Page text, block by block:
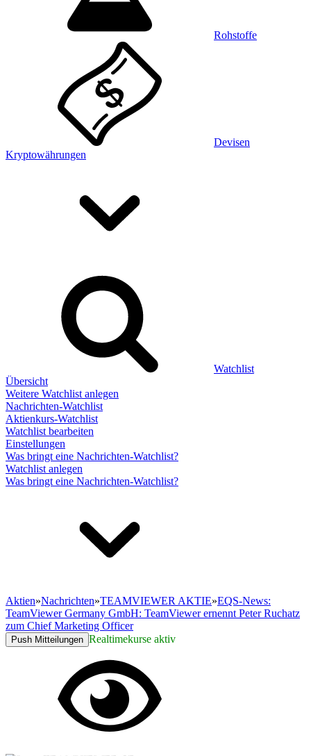
Rohstoffe
Devisen
Kryptowährungen
Watchlist
Übersicht
Weitere Watchlist anlegen
Nachrichten-Watchlist
Aktienkurs-Watchlist
Watchlist bearbeiten
Einstellungen
Was bringt eine Nachrichten-Watchlist?
Watchlist anlegen
Was bringt eine Nachrichten-Watchlist?
Aktien»Nachrichten»TEAMVIEWER AKTIE»EQS-News:
TeamViewer Germany GmbH: TeamViewer ernennt Peter Ruchatz
zum Chief Marketing Officer
Push Mitteilungen Realtimekurse aktiv